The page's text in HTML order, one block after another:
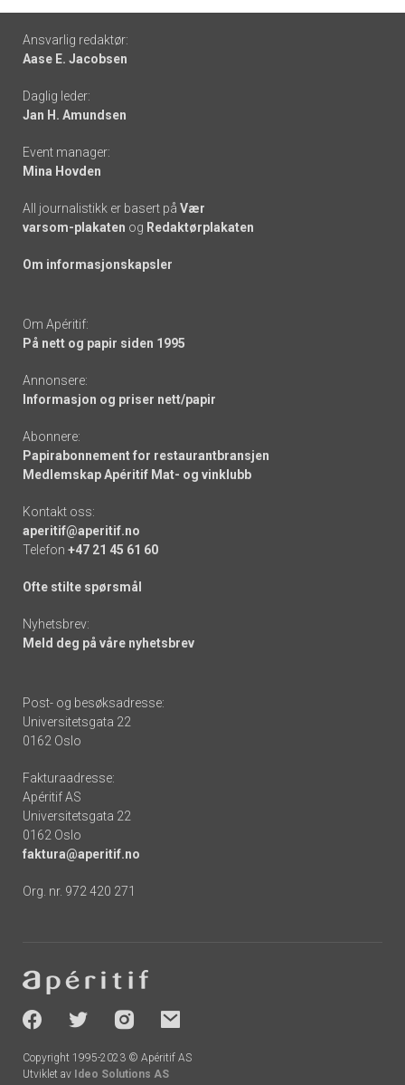
Footer
-
links
Ansvarlig redaktør:
Aase E. Jacobsen
Daglig leder:
Jan H. Amundsen
Event manager:
Mina Hovden
All journalistikk er basert på Vær
varsom-plakaten og Redaktørplakaten
Om informasjonskapsler
Om Apéritif:
På nett og papir siden 1995
Annonsere:
Informasjon og priser nett/papir
Abonnere:
Papirabonnement for restaurantbransjen
Medlemskap Apéritif Mat- og vinklubb
Kontakt oss:
aperitif@aperitif.no
Telefon +47 21 45 61 60
Ofte stilte spørsmål
Nyhetsbrev:
Meld deg på våre nyhetsbrev
Post- og besøksadresse:
Universitetsgata 22
0162 Oslo
Fakturaadresse:
Apéritif AS
Universitetsgata 22
0162 Oslo
faktura@aperitif.no
Org. nr. 972 420 271
-
socials
Copyright 1995-2023 © Apéritif AS
Utviklet av Ideo Solutions AS